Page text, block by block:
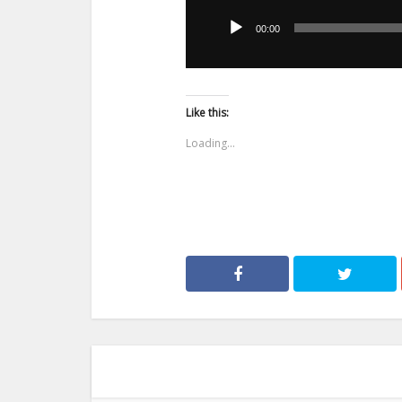
dźwiękowych
00:00
Like this:
Loading...